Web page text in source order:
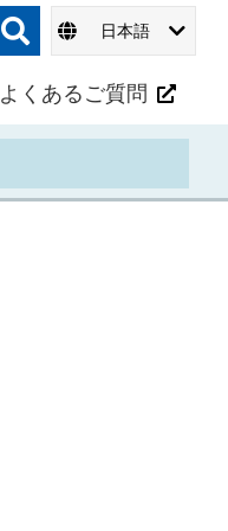
日本語
よくあるご質問